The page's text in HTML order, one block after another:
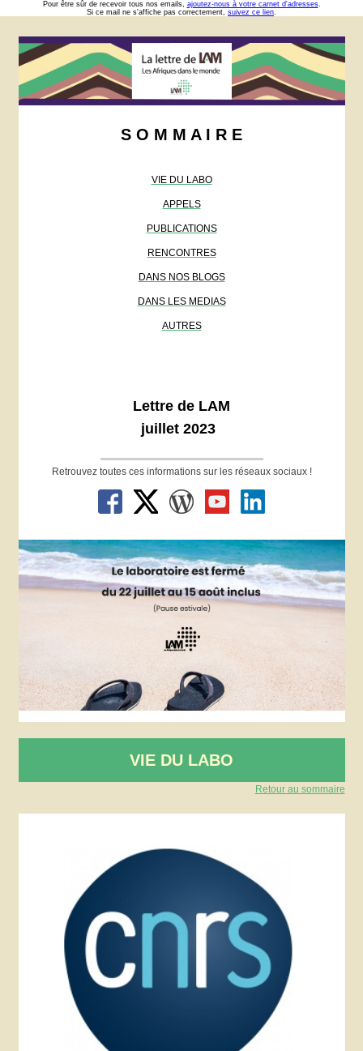
Pour être sûr de recevoir tous nos emails, ajoutez-nous à votre carnet d'adresses.
Si ce mail ne s'affiche pas correctement, suivez ce lien.
S O M M A I R E
VIE DU LABO
APPELS
PUBLICATIONS
RENCONTRES
DANS NOS BLOGS
DANS LES MEDIAS
AUTRES
Lettre de LAM
juillet 2023
Retrouvez toutes ces informations sur les réseaux sociaux !
VIE DU LABO
Retour au sommaire